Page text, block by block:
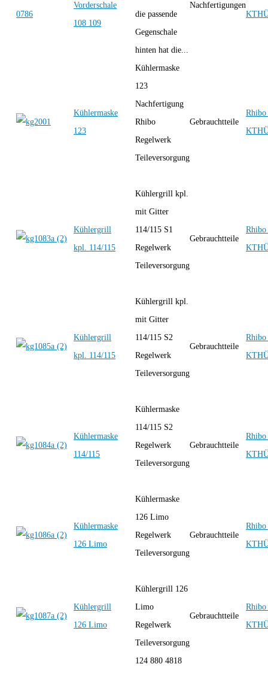
Vorderschale
108 109
die passende
Gegenschale
hinten hat die...
Nachfertigungen
Kühlermaske
123
Kühlermaske
123
Nachfertigung
Rhibo
Regelwerk
Teileversorgung
Gebrauchtteile
Rhibo
Kühlergrill
kpl. 114/115
Kühlergrill kpl.
mit Gitter
114/115 S1
Regelwerk
Teileversorgung
Gebrauchtteile
Rhibo
Kühlergrill
kpl. 114/115
Kühlergrill kpl.
mit Gitter
114/115 S2
Regelwerk
Teileversorgung
Gebrauchtteile
Rhibo
Kühlermaske
114/115
Kühlermaske
114/115 S2
Regelwerk
Teileversorgung
Gebrauchtteile
Rhibo
Kühlermaske
126 Limo
Kühlermaske
126 Limo
Regelwerk
Teileversorgung
Gebrauchtteile
Rhibo
Kühlergrill
126 Limo
Kühlergrill 126
Limo
Regelwerk
Teileversorgung
Gebrauchtteile
Rhibo
124 880 4818